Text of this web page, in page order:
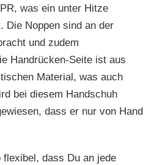
was ein unter Hitze
Die Noppen sind an der
und zudem
Handrücken-Seite ist aus
Material, was auch
bei diesem Handschuh
dass er nur von Hand
flexibel, dass Du an jede